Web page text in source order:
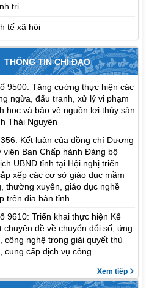
trị
tế xã hội
THÔNG TIN CHỈ ĐẠO
9500: Tăng cường thực hiện các
ngừa, đấu tranh, xử lý vi phạm
học và bảo vệ nguồn lợi thủy sản
Thái Nguyên
Kết luận của đồng chí Dương
viên Ban Chấp hành Đảng bộ
UBND tỉnh tại Hội nghị triển
xếp các cơ sở giáo dục mầm
thường xuyên, giáo dục nghề
trên địa bàn tỉnh
9610: Triển khai thực hiện Kế
chuyên đề về chuyển đổi số, ứng
công nghệ trong giải quyết thủ
cung cấp dịch vụ công
Xem tiếp